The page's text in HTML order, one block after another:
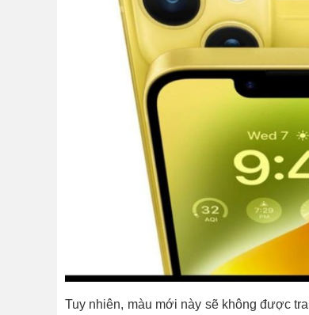
Tuy nhiên, màu mới này sẽ không được